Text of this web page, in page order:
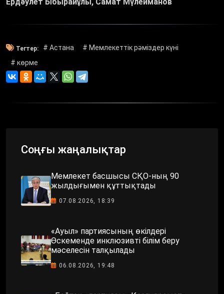
Тегтер: # Астана
# Мемлекеттік рәміздер күні
# көрме
Соңғы жаңалықтар
Мемлекет басшысы СҚО-ның 90
жылдығымен құттықтады
07.08.2026, 18:39
«Ауыл» партиясының өкілдері
Өскеменде инклюзивті білім беру
мәселесін талқылады
06.08.2026, 19:48